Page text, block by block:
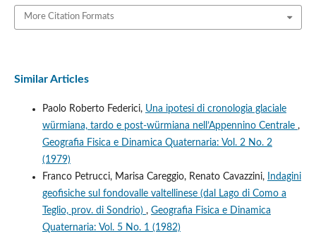
More Citation Formats
Similar Articles
Paolo Roberto Federici, Una ipotesi di cronologia glaciale
würmiana, tardo e post-würmiana nell’Appennino Centrale ,
Geografia Fisica e Dinamica Quaternaria: Vol. 2 No. 2
(1979)
Franco Petrucci, Marisa Careggio, Renato Cavazzini,
Indagini
geofisiche sul fondovalle valtellinese (dal Lago di Como a
Teglio, prov. di Sondrio) , Geografia Fisica e Dinamica
Quaternaria: Vol. 5 No. 1 (1982)